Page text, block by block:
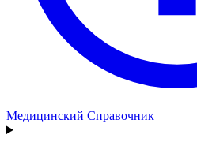
Медицинский Справочник